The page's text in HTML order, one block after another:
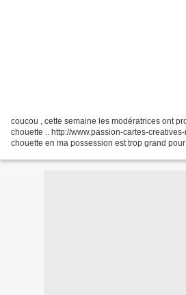
coucou , cette semaine les modératrices ont
chouette .. http://www.passion-cartes-
chouette en ma possession est trop grand pour